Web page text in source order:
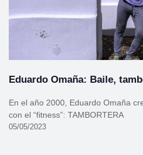
Eduardo Omaña: Baile,
En el año 2000, Eduardo Omaña
con el “fitness”: TAMBORTERA
05/05/2023